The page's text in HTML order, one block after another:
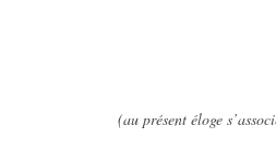
(au présent éloge